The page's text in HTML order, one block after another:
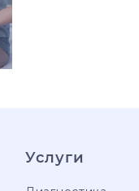
Услуги